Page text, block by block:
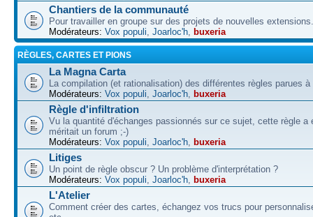
Chantiers de la communauté
Pour travailler en groupe sur des projets de nouvelles extensions.
Modérateurs: Vox populi, Joarloc'h, buxeria
RÈGLES, CARTES ET PIONS
La Magna Carta
La compilation (et rationalisation) des différentes règles parues à
Modérateurs: Vox populi, Joarloc'h, buxeria
Règle d'infiltration
Vu la quantité d'échanges passionnés sur ce sujet, cette règle a
méritait un forum ;-)
Modérateurs: Vox populi, Joarloc'h, buxeria
Litiges
Un point de règle obscur ? Un problème d'interprétation ?
Modérateurs: Vox populi, Joarloc'h, buxeria
L'Atelier
Comment créer des cartes, échangez vos trucs pour